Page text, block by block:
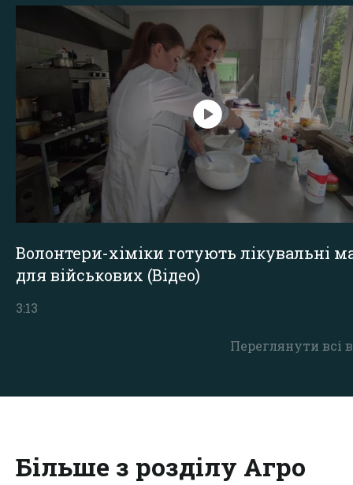
Переглянути всі
Волонтери-хіміки готують лікувальні
для військових (Відео)
3:13
Більше з розділу Агро